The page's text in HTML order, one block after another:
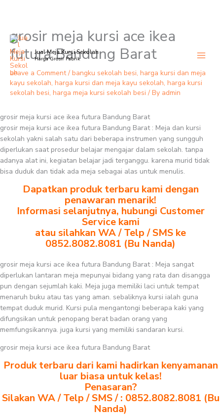
Skip
content
Jual Meja Kursi Sekolah
Harga Grosir Pabrik
grosir meja kursi ace ikea
futura Bandung Barat
Leave a Comment / bangku sekolah besi, harga kursi dan meja
kayu sekolah, harga kursi dan meja kayu sekolah, harga kursi
sekolah besi, harga meja kursi sekolah besi / By admin
grosir meja kursi ace ikea futura Bandung Barat
grosir meja kursi ace ikea futura Bandung Barat : Meja dan kursi
sekolah yakni salah satu dari beberapa instrumen yang sungguh
diperlukan saat prosedur belajar mengajar dalam sekolah. tanpa
adanya alat ini, kegiatan belajar jadi terganggu. karena murid tidak
bisa duduk dan tidak ada meja sebagai alas untuk menulis.
Dapatkan produk terbaru kami dengan
penawaran menarik!
Informasi selanjutnya, hubungi Customer
Service kami
atau silahkan WA / Telp / SMS ke
0852.8082.8081 (Bu Nanda)
grosir meja kursi ace ikea futura Bandung Barat : Meja sangat
diperlukan lantaran meja mepunyai bidang yang rata dan disangga
pun dengan sejumlah kaki. Meja juga memiliki laci untuk tempat
menaruh buku atau tas yang aman. sebaliknya kursi ialah guna
tempat duduk murid. Kursi pula mengantongi beberapa kaki yang
difungsikan untuk penopang berat badan orang yang
memfungsikannya. juga kursi yang memiliki sandaran kursi.
grosir meja kursi ace ikea futura Bandung Barat
Produk terbaru dari kami hadirkan kenyamanan
luar biasa untuk kelas!
Penasaran?
Silakan WA / Telp / SMS / : 0852.8082.8081 (Bu
Nanda)